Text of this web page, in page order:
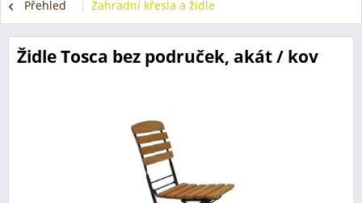
Přehled Zahradní křesla a židle
Židle Tosca bez područek, akát / kov